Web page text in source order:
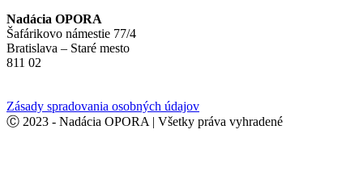
Nadácia OPORA
Šafárikovo námestie 77/4
Bratislava – Staré mesto
811 02
Zásady spradovania osobných údajov
Ⓒ 2023 - Nadácia OPORA | Všetky práva vyhradené